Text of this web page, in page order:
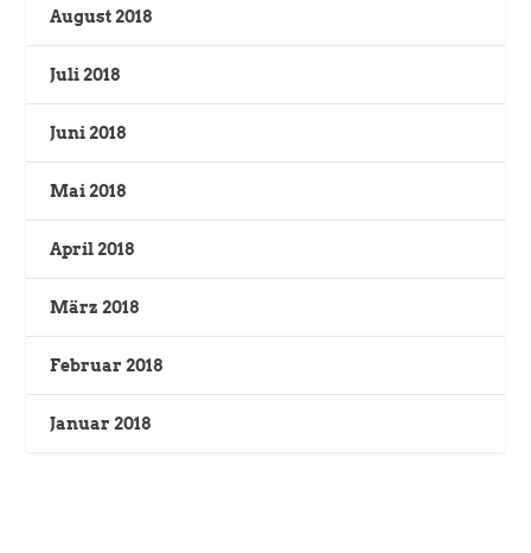
August 2018
Juli 2018
Juni 2018
Mai 2018
April 2018
März 2018
Februar 2018
Januar 2018